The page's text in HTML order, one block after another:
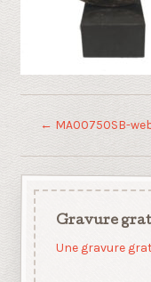
← MA00750SB-
Gravure
Une gravure